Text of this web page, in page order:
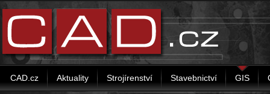
CAD.cz Aktuality Strojírenství Stavebnictví GIS